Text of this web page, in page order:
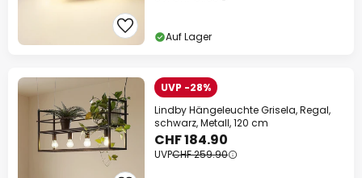
Auf Lager
UVP -28%
Lindby Hängeleuchte Grisela, Regal,
schwarz, Metall, 120 cm
CHF 184.90
UVPCHF 259.90